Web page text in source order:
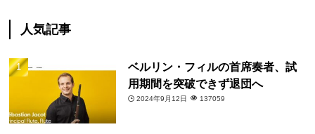
人気記事
ベルリン・フィルの首席奏者、試
用期間を突破できず退団へ
2024年9月12日 137059